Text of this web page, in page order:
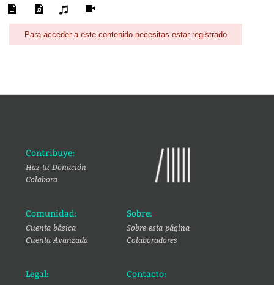
Para acceder a este contenido necesitas estar registrado
Contribuye:
Haz tu Donación
Colabora
Comunidad:
Cuenta básica
Cuenta Avanzada
Sobre:
Sobre esta página
Colaboradores
Legal: Contacto: